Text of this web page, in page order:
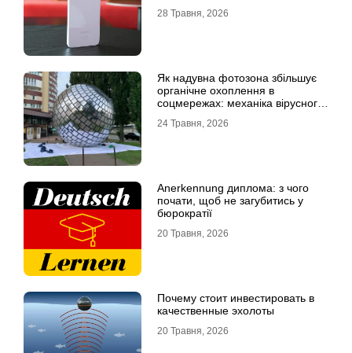
28 Травня, 2026
Як надувна фотозона збільшує
органічне охоплення в
соцмережах: механіка вірусного
24 Травня, 2026
Anerkennung диплома: з чого
почати, щоб не загубитись у
бюрократії
20 Травня, 2026
Почему стоит инвестировать в
качественные эхолоты
20 Травня, 2026